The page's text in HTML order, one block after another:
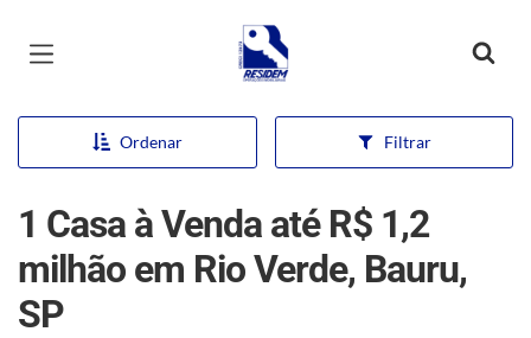
Página inicial
Ordenar Filtrar
1 Casa à Venda até R$ 1,2
milhão em Rio Verde, Bauru,
SP